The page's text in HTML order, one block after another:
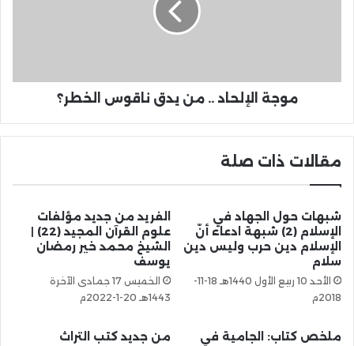
موجة الإلحاد .. من يدق ناقوس الخطر؟
مقالات ذات صلة
شبهات حول الجهاد في
الإسلام (2) شبهة ادعاء أنّ
الإسلام دين حرب وليس دين
سلام
الأحد 10 ربيع الأول 1440هـ 18-11-
2018م
الفريد من جديد مؤلفات
علوم القرآن المجيد (22) |
الشيخ محمد خير رمضان
يوسف
الخميس 17 جمادى الآخرة
1443هـ 20-1-2022م
ملخص كتاب: الجامية في
من جديد كتب التراث